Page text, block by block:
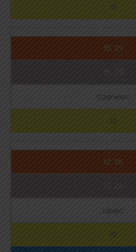
15
15, 29
15, 29
Czerwiec
12
12, 26
12, 26
Lipiec
10